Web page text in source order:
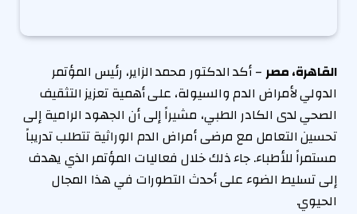
القاهرة، مصر– أكد الدكتور محمد الزاير، رئيس المؤتمر
الدولي لأمراض الدم والسيولة، على أهمية تعزيز التثقيف
الصحي لدى الكادر الطبي، مشيراً إلى أن الجهود الرامية إلى
تحسين التعامل مع مرضى أمراض الدم الوراثية تتطلب تدريباً
مستمراً للأطباء. جاء ذلك خلال فعاليات المؤتمر الذي يهدف
إلى تسليط الضوء على أحدث التطورات في هذا المجال
الحيوي.